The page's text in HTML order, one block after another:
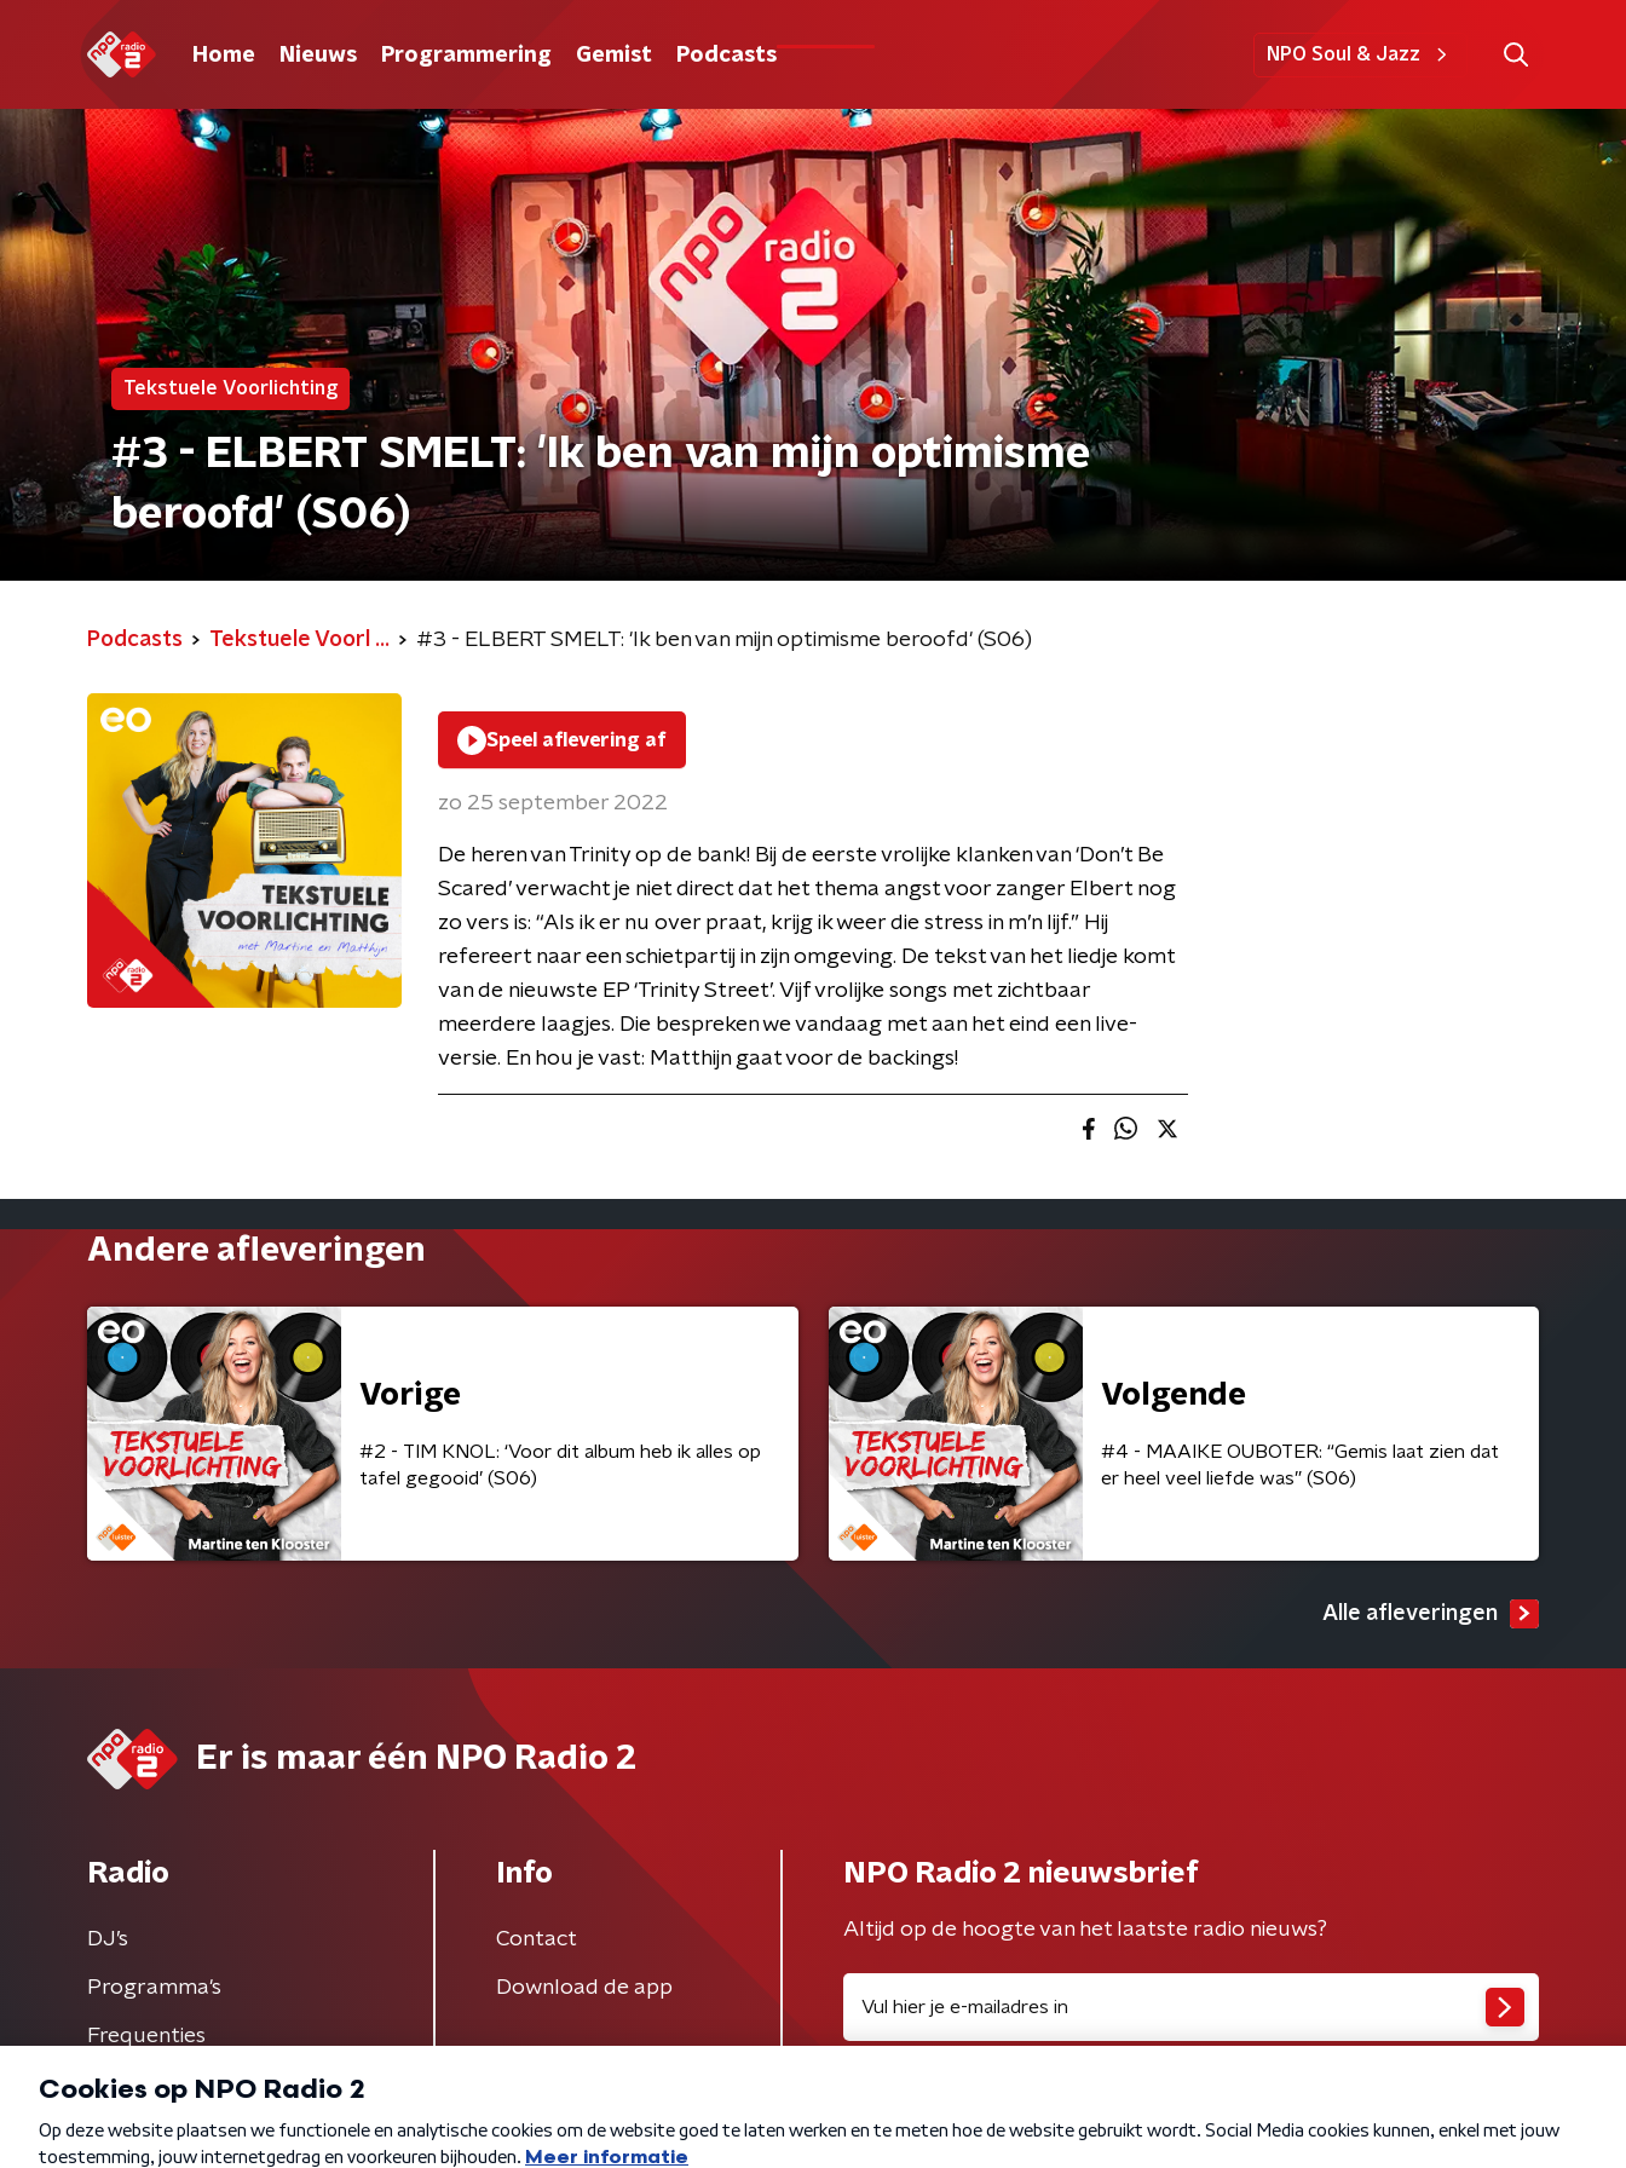
Home Nieuws Programmering Gemist Podcasts NPO Soul & Jazz
Tekstuele Voorlichting
#3 - ELBERT SMELT: 'Ik ben van mijn optimisme
beroofd' (S06)
Podcasts Tekstuele Voorl ... #3 - ELBERT SMELT: 'Ik ben van mijn optimisme beroofd' (S06)
Speel aflevering af
zo 25 september 2022
De heren van Trinity op de bank! Bij de eerste vrolijke klanken van ‘Don’t Be
Scared’ verwacht je niet direct dat het thema angst voor zanger Elbert nog
zo vers is: “Als ik er nu over praat, krijg ik weer die stress in m’n lijf.” Hij
refereert naar een schietpartij in zijn omgeving. De tekst van het liedje komt
van de nieuwste EP ‘Trinity Street’. Vijf vrolijke songs met zichtbaar
meerdere laagjes. Die bespreken we vandaag met aan het eind een live-
versie. En hou je vast: Matthijn gaat voor de backings!
Andere afleveringen
Vorige
#2 - TIM KNOL: ‘Voor dit album heb ik alles op
tafel gegooid’ (S06)
Volgende
#4 - MAAIKE OUBOTER: “Gemis laat zien dat
er heel veel liefde was” (S06)
Alle afleveringen
Er is maar één NPO Radio 2
Radio
DJ’s
Programma's
Frequenties
Info
Contact
Download de app
NPO Radio 2 nieuwsbrief
Altijd op de hoogte van het laatste radio nieuws?